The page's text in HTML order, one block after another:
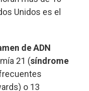
Unidos es el
de ADN
21 (síndrome
o 13